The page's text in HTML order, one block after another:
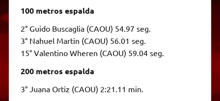
100 metros espalda
2° Guido Buscaglia (CAOU) 54.97 seg.
3° Nahuel Martin (CAOU) 56.01 seg.
15° Valentino Wheren (CAOU) 59.04 seg.
200 metros espalda
3° Juana Ortiz (CAOU) 2:21.11 min.